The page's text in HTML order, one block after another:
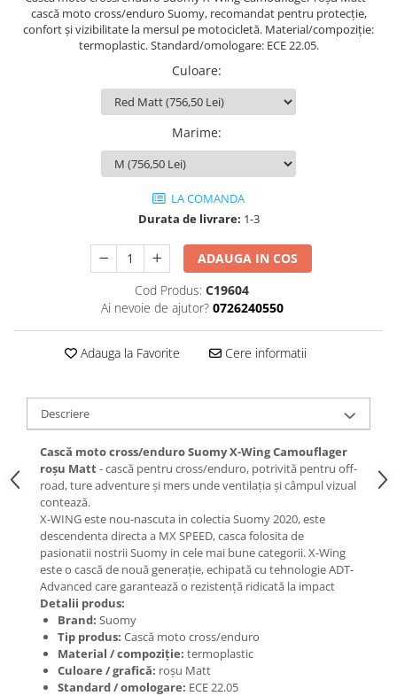
cască moto cross/enduro Suomy, recomandat pentru protecție,
confort și vizibilitate la mersul pe motocicletă. Material/compoziție:
termoplastic. Standard/omologare: ECE 22.05.
Culoare:
Marime:
LA COMANDA
Durata de livrare: 1-3
ADAUGA IN COS
Cod Produs: C19604
Ai nevoie de ajutor? 0726240550
Adauga la Favorite Cere informatii
Descriere
Cască moto cross/enduro Suomy X-Wing Camouflager
roșu Matt- cască pentru cross/enduro, potrivită pentru off-
road, ture adventure și mers unde ventilația și câmpul vizual
contează.
X-WING este nou-nascuta in colectia Suomy 2020, este
descendenta directa a MX SPEED, casca folosita de
pasionatii nostrii Suomy in cele mai bune categorii. X-Wing
este o cască de nouă generație, echipată cu tehnologie ADT-
Advanced care garantează o rezistență ridicată la impact
Detalii produs:
Brand: Suomy
Tip produs: Cască moto cross/enduro
Material / compoziție: termoplastic
Culoare / grafică: roșu Matt
Standard / omologare: ECE 22.05